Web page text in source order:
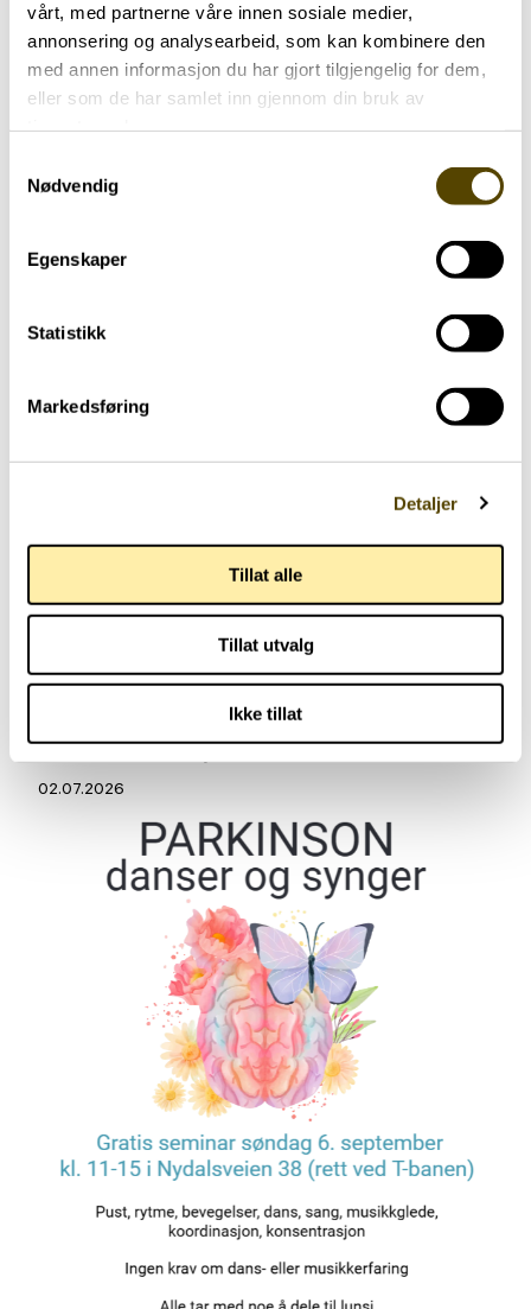
vårt, med partnerne våre innen sosiale medier,
annonsering og analysearbeid, som kan kombinere den
med annen informasjon du har gjort tilgjengelig for dem,
eller som de har samlet inn gjennom din bruk av
Nødvendig
Egenskaper
Statistikk
Markedsføring
Detaljer
Tillat alle
Tillat utvalg
Ikke tillat
Lignende aktueltsaker
Aktuelt
Parkinson Unity Walk 2026
02.07.2026